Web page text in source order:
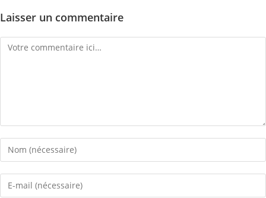
Laisser un commentaire